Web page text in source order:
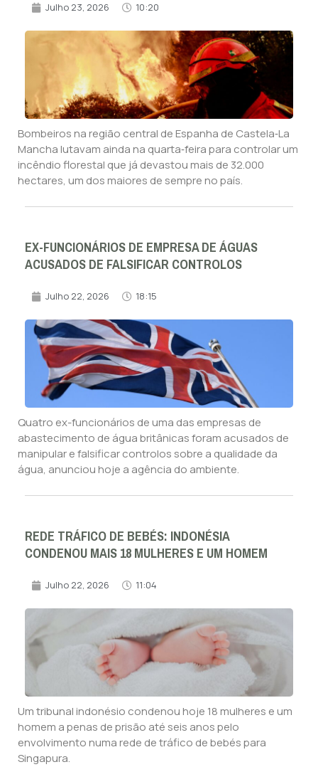
Julho 23, 2026 10:20
Bombeiros na região central de Espanha de Castela‑La
Mancha lutavam ainda na quarta‑feira para controlar um
incêndio florestal que já devastou mais de 32.000
hectares, um dos maiores de sempre no país.
EX-FUNCIONÁRIOS DE EMPRESA DE ÁGUAS
ACUSADOS DE FALSIFICAR CONTROLOS
Julho 22, 2026 18:15
Quatro ex-funcionários de uma das empresas de
abastecimento de água britânicas foram acusados de
manipular e falsificar controlos sobre a qualidade da
água, anunciou hoje a agência do ambiente.
REDE TRÁFICO DE BEBÉS: INDONÉSIA
CONDENOU MAIS 18 MULHERES E UM HOMEM
Julho 22, 2026 11:04
Um tribunal indonésio condenou hoje 18 mulheres e um
homem a penas de prisão até seis anos pelo
envolvimento numa rede de tráfico de bebés para
Singapura.